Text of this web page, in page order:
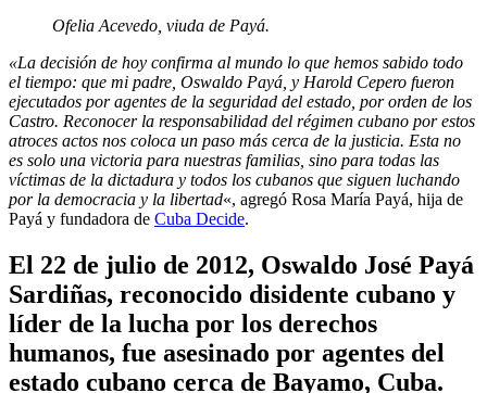
Ofelia Acevedo, viuda de Payá.
«La decisión de hoy confirma al mundo lo que hemos sabido todo
el tiempo: que mi padre, Oswaldo Payá, y Harold Cepero fueron
ejecutados por agentes de la seguridad del estado, por orden de los
Castro. Reconocer la responsabilidad del régimen cubano por estos
atroces actos nos coloca un paso más cerca de la justicia. Esta no
es solo una victoria para nuestras familias, sino para todas las
víctimas de la dictadura y todos los cubanos que siguen luchando
por la democracia y la libertad«, agregó Rosa María Payá, hija de
Payá y fundadora de Cuba Decide.
El 22 de julio de 2012, Oswaldo José Payá
Sardiñas, reconocido disidente cubano y
líder de la lucha por los derechos
humanos, fue asesinado por agentes del
estado cubano cerca de Bayamo, Cuba.